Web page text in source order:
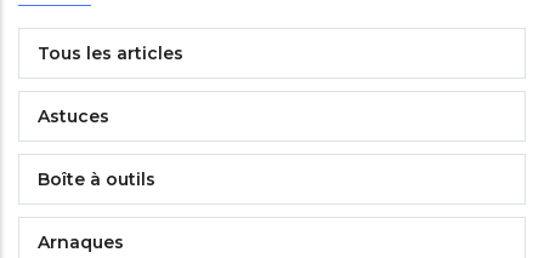
Tous les articles
Astuces
Boîte à outils
Arnaques